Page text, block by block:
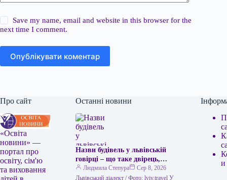
Save my name, email and website in this browser for the
next time I comment.
Опублікувати коментар
Про сайт
«Освіта
новини» —
портал про
освіту, сім'ю
та виховання
Останні новини
Назви будівель у львівській
говірці – що таке двірець,
креденс, кнайпа
Людмила Степура
Сер 8, 2026
Львівський діалект / Фото: lviv.travel У
и